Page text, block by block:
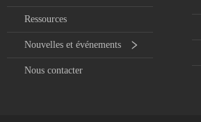
Ressources
Nouvelles et événements
Nous contacter